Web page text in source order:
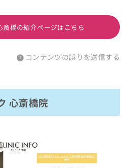
斎橋の紹介ページはこちら
コンテンツの誤りを送信する
心斎橋院